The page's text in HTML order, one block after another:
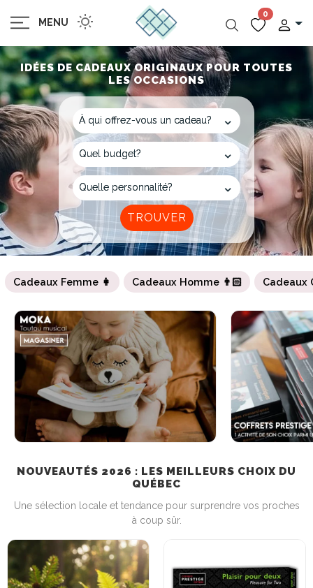
MENU
0
IDÉES DE CADEAUX ORIGINAUX POUR TOUTES
LES OCCASIONS
Cadeaux Femme 👩 Cadeaux Homme 👨🏻 Cadeaux
NOUVEAUTÉS 2026 : LES MEILLEURS CHOIX DU
QUÉBEC
Une sélection locale et tendance pour surprendre vos proches
à coup sûr.